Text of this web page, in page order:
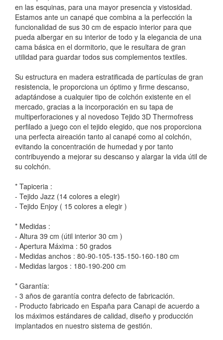
en las esquinas, para una mayor presencia y vistosidad.
Estamos ante un canapé que combina a la perfección la
funcionalidad de sus 30 cm de espacio interior para que
pueda albergar en su interior de todo y la elegancia de una
cama básica en el dormitorio, que le resultara de gran
utilidad para guardar todos sus complementos textiles.
Su estructura en madera estratificada de partículas de gran
resistencia, le proporciona un óptimo y firme descanso,
adaptándose a cualquier tipo de colchón existente en el
mercado, gracias a la incorporación en su tapa de
multiperforaciones y al novedoso Tejido 3D Thermofress
perfilado a juego con el tejido elegido, que nos proporciona
una perfecta aireación tanto al canapé como al colchón,
evitando la concentración de humedad y por tanto
contribuyendo a mejorar su descanso y alargar la vida útil de
su colchón.
* Tapiceria :
- Tejido Jazz (14 colores a elegir)
- Tejido Enjoy ( 15 colores a elegir )
* Medidas :
- Altura 39 cm (útil interior 30 cm )
- Apertura Máxima : 50 grados
- Medidas anchos : 80-90-105-135-150-160-180 cm
- Medidas largos : 180-190-200 cm
* Garantía:
- 3 años de garantía contra defecto de fabricación.
- Producto fabricado en España para Canapi de acuerdo a
los máximos estándares de calidad, diseño y producción
implantados en nuestro sistema de gestión.